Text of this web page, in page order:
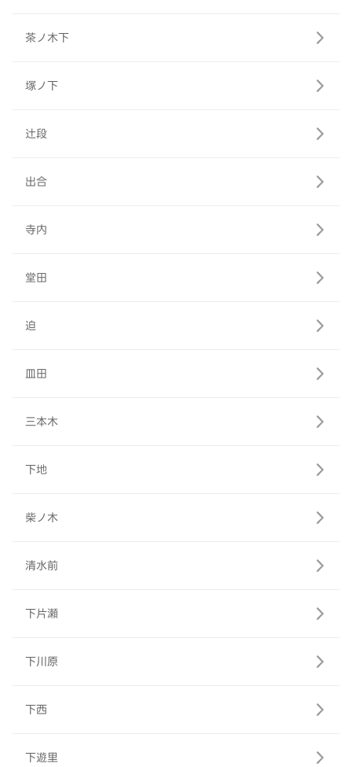
茶ノ木下
塚ノ下
辻段
出合
寺内
堂田
迫
皿田
三本木
下地
柴ノ木
清水前
下片瀬
下川原
下西
下遊里